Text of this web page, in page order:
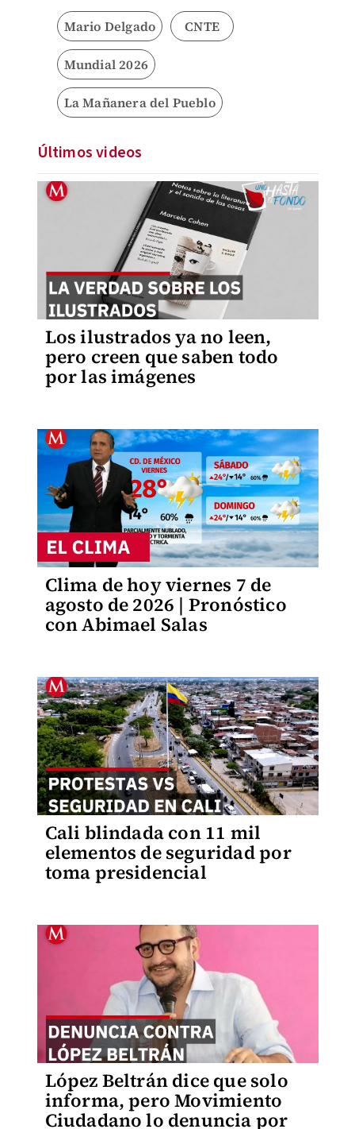
Mario Delgado CNTE
Mundial 2026
La Mañanera del Pueblo
Últimos videos
Los ilustrados ya no leen,
pero creen que saben todo
por las imágenes
Clima de hoy viernes 7 de
agosto de 2026 | Pronóstico
con Abimael Salas
Cali blindada con 11 mil
elementos de seguridad por
toma presidencial
López Beltrán dice que solo
informa, pero Movimiento
Ciudadano lo denuncia por